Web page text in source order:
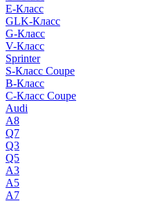
E-Класс
GLK-Класс
G-Класс
V-Класс
Sprinter
S-Класс Сoupe
B-Класс
C-Класс Coupe
Audi
A8
Q7
Q3
Q5
A3
A5
A7